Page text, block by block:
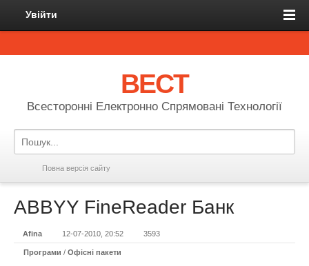
Увійти
ВЕСТ
Всесторонні Електронно Спрямовані Технології
Повна версія сайту
ABBYY FineReader Банк
Afina 12-07-2010, 20:52 3593
Програми / Офісні пакети